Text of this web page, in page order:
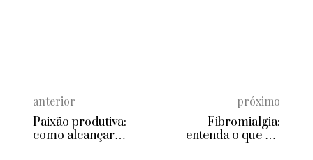
anterior
Paixão produtiva:
como alcançar
próximo
Fibromialgia:
entenda o que é e